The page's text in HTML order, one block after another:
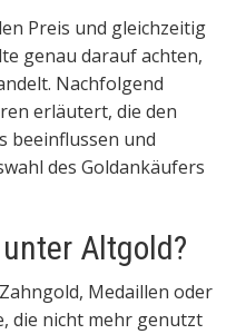
Preis und gleichzeitig
genau darauf achten,
Nachfolgend
erläutert, die den
beeinflussen und
des Goldankäufers
Altgold?
Medaillen oder
die nicht mehr genutzt